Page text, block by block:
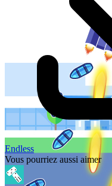
Endless
Vous pourriez aussi aimer